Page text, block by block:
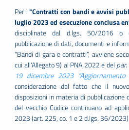
Per i"Contratti con bandi e avvisi
luglio 2023 ed esecuzione conclusa
disciplinate dal d.lgs. 50/2016
pubblicazione di dati, documenti e
“Bandi di gara e contratti”, avviene
cui all’Allegato 9) al PNA 2022 e del
19 dicembre 2023
considerazione del fatto che il
disposizioni in materia di pubblicazione
del vecchio Codice continuano ad
2023 (art. 225, co. 1 e 2 d.lgs. 36/2023).